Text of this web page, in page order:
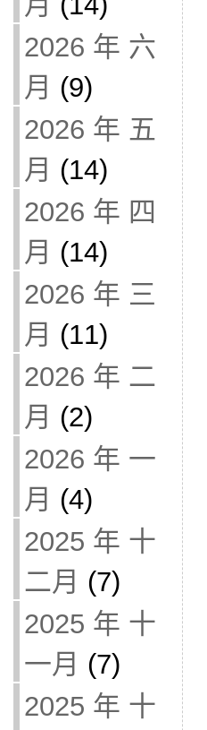
2026 年 六
月 (9)
2026 年 五
月 (14)
2026 年 四
月 (14)
2026 年 三
月 (11)
2026 年 二
月 (2)
2026 年 一
月 (4)
2025 年 十
二月 (7)
2025 年 十
一月 (7)
2025 年 十